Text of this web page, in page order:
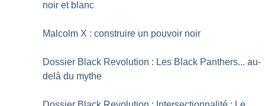
noir et blanc
Malcolm X : construire un pouvoir noir
Dossier Black Revolution : Les Black Panthers... au-
delà du mythe